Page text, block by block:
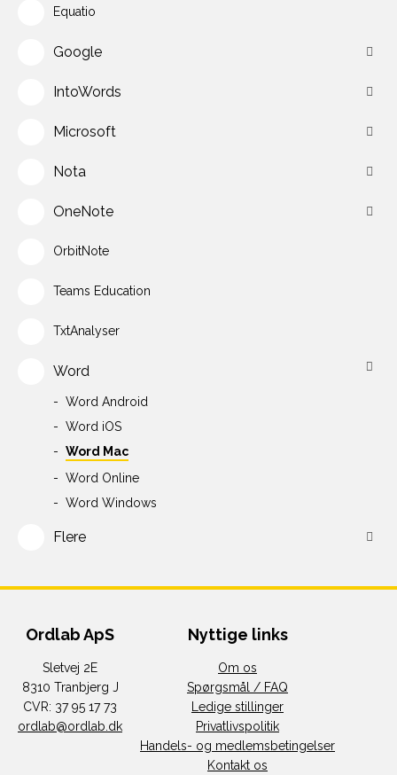
Equatio
Google
IntoWords
Microsoft
Nota
OneNote
OrbitNote
Teams Education
TxtAnalyser
Word
Word Android
Word iOS
Word Mac
Word Online
Word Windows
Flere
Ordlab ApS
Sletvej 2E
8310 Tranbjerg J
CVR: 37 95 17 73
ordlab@ordlab.dk
Nyttige links
Om os
Spørgsmål / FAQ
Ledige stillinger
Privatlivspolitik
Handels- og medlemsbetingelser
Kontakt os